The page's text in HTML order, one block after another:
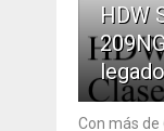
HDW
legado
Con más